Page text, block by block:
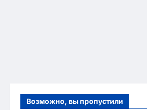
Возможно, вы пропустили